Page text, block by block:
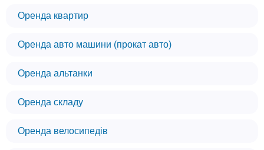
Оренда квартир
Оренда авто машини (прокат авто)
Оренда альтанки
Оренда складу
Оренда велосипедів